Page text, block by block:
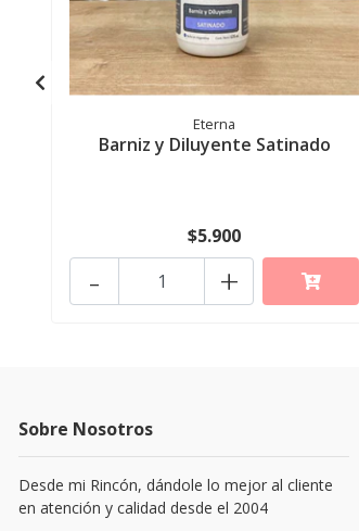
Eterna
Barniz y Diluyente Satinado
$5.900
+
-
Sobre Nosotros
Desde mi Rincón, dándole lo mejor al cliente
en atención y calidad desde el 2004